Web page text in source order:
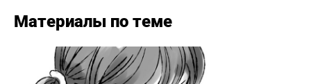
Материалы по теме